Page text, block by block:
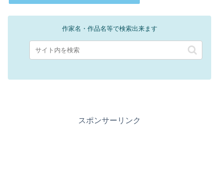
作家名・作品名等で検索出来ます
スポンサーリンク